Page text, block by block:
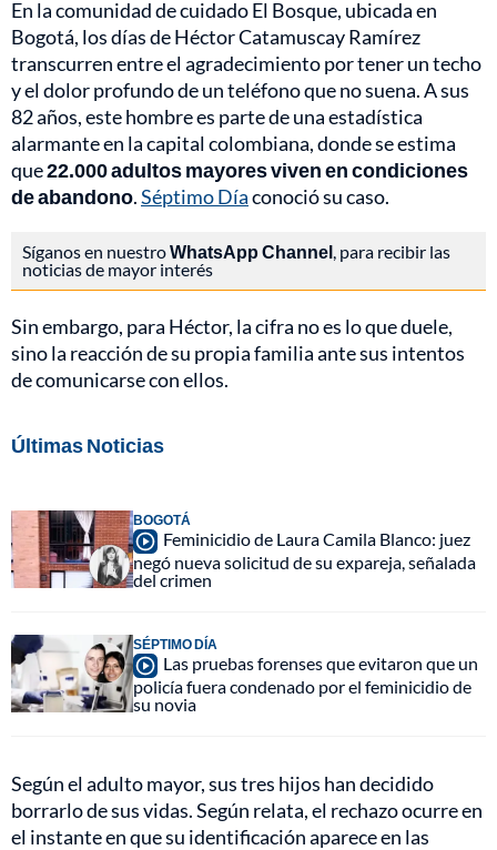
En la comunidad de cuidado El Bosque, ubicada en
Bogotá, los días de Héctor Catamuscay Ramírez
transcurren entre el agradecimiento por tener un techo
y el dolor profundo de un teléfono que no suena. A sus
82 años, este hombre es parte de una estadística
alarmante en la capital colombiana, donde se estima
que22.000 adultos mayores viven en condiciones
de abandono.Séptimo Díaconoció su caso.
Síganos en nuestroWhatsApp Channel, para recibir las
noticias de mayor interés
Sin embargo, para Héctor, la cifra no es lo que duele,
sino la reacción de su propia familia ante sus intentos
de comunicarse con ellos.
Últimas Noticias
BOGOTÁ
Feminicidio de Laura Camila Blanco: juez
negó nueva solicitud de su expareja, señalada
del crimen
SÉPTIMO DÍA
Las pruebas forenses que evitaron que un
policía fuera condenado por el feminicidio de
su novia
Según el adulto mayor, sus tres hijos han decidido
borrarlo de sus vidas. Según relata, el rechazo ocurre en
el instante en que su identificación aparece en las